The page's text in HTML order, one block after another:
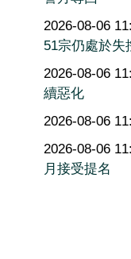
2026-08-06
51宗仍處於失
2026-08-06
續惡化
2026-08-06
2026-08-06
月接受提名